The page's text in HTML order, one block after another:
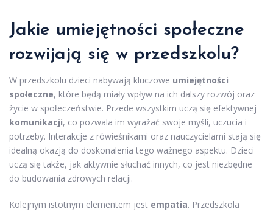
Jakie umiejętności społeczne
rozwijają się w przedszkolu?
W przedszkolu dzieci nabywają kluczowe umiejętności
społeczne, które będą miały wpływ na ich dalszy rozwój oraz
życie w społeczeństwie. Przede wszystkim uczą się efektywnej
komunikacji, co pozwala im wyrażać swoje myśli, uczucia i
potrzeby. Interakcje z rówieśnikami oraz nauczycielami stają się
idealną okazją do doskonalenia tego ważnego aspektu. Dzieci
uczą się także, jak aktywnie słuchać innych, co jest niezbędne
do budowania zdrowych relacji.
Kolejnym istotnym elementem jest empatia. Przedszkola